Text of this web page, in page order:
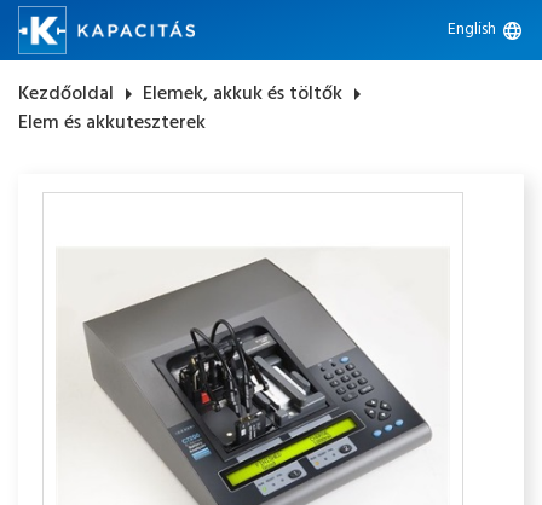
English language
Kezdőoldal arrow_right Elemek, akkuk és töltők arrow_right
Elem és akkuteszterek